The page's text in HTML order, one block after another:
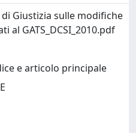
Giustizia sulle modifiche
al GATS_DCSI_2010.pdf
e articolo principale